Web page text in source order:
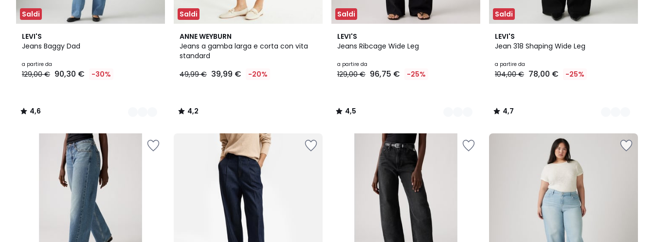
Saldi
LEVI'S
Jeans Baggy Dad
a partire da
129,00 € 90,30 € -30%
4,6
/ 5
3
Colori
4,6
/
Saldi
ANNE WEYBURN
Jeans a gamba larga e corta con vita
standard
49,99 € 39,99 € -20%
4,2
/ 5
4,2
/
Saldi
LEVI'S
Jeans Ribcage Wide Leg
a partire da
129,00 € 96,75 € -25%
4,5
/ 5
5
Colori
4,5
/
Saldi
LEVI'S
Jean 318 Shaping Wide Leg
a partire da
104,00 € 78,00 € -25%
4,7
/ 5
2
Colori
4,7
/